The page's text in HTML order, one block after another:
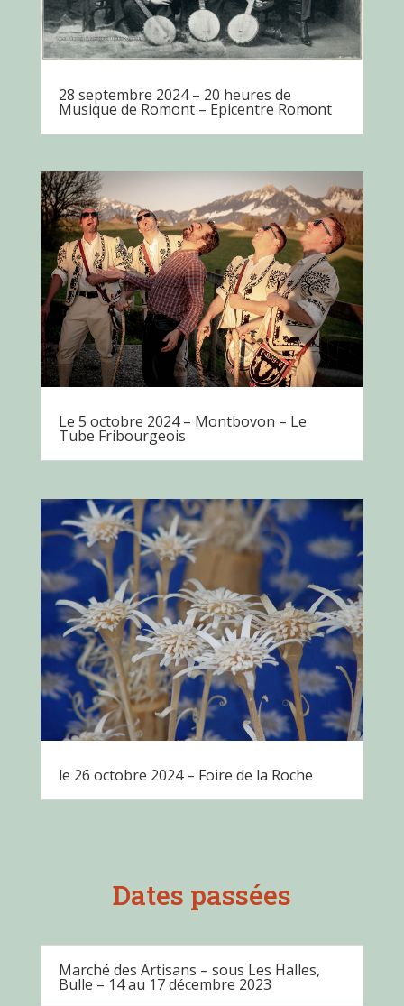
28 septembre 2024 – 20 heures de
Musique de Romont – Epicentre Romont
Le 5 octobre 2024 – Montbovon – Le
Tube Fribourgeois
le 26 octobre 2024 – Foire de la Roche
Dates passées
Marché des Artisans – sous Les Halles,
Bulle – 14 au 17 décembre 2023